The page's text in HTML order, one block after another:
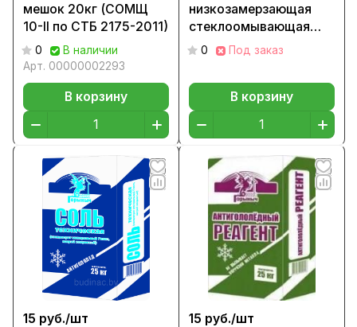
мешок 20кг (СОМЩ
10-II по СТБ 2175-2011)
0
В наличии
Арт. 00000002293
В корзину
низкозамерзающая
стеклоомывающая
(омыватель), 5л РФ
0 Под заказ
В корзину
15 руб./шт
15 руб./шт